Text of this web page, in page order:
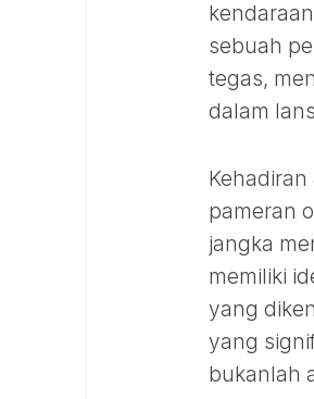
sebuah
tegas,
dalam
pameran
jangka
memiliki
yang
yang
bukanlah